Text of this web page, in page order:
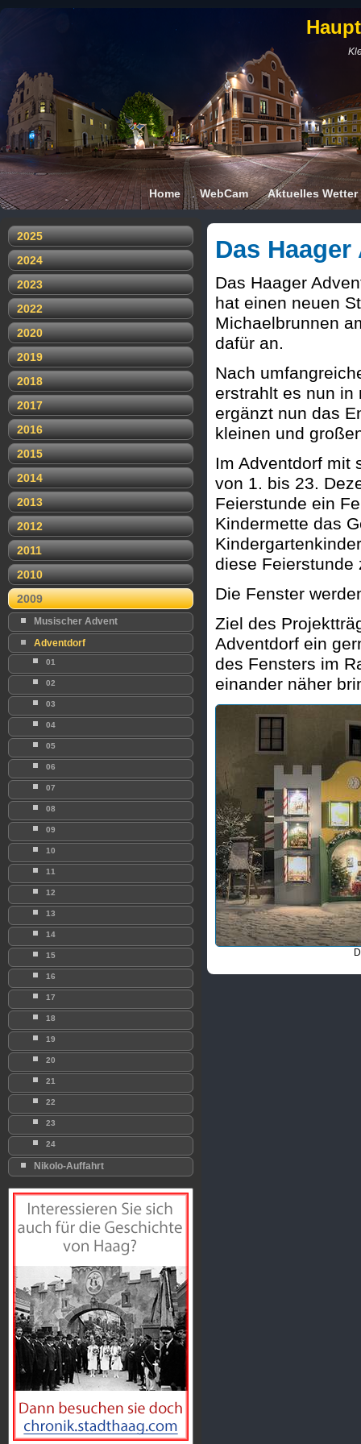
Home WebCam Aktuelles Wetter
2025
2024
2023
2022
2020
2019
2018
2017
2016
2015
2014
2013
2012
2011
2010
2009
Musischer Advent
Adventdorf
01
02
03
04
05
06
07
08
09
10
11
12
13
14
15
16
17
18
19
20
21
22
23
24
Nikolo-Auffahrt
Das
Das Haager
hat einen neuen
Michaelbrunnen
dafür an.
Nach
erstrahlt es nun in
ergänzt nun das
kleinen und
Im Adventdorf mit
von 1. bis 23.
Feierstunde ein
Kindermette das
diese Feierstunde
Die Fenster
Ziel des
Adventdorf ein
des Fensters im
einander näher